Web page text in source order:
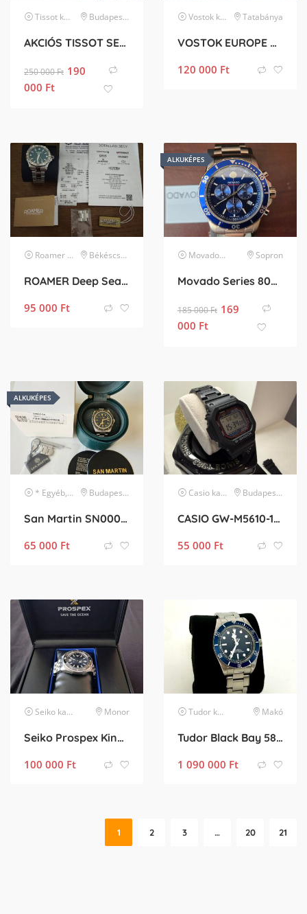
Tissot karóra Budapest II. kerület
AKCIÓS TISSOT SEASTAR PROFESSIONAL 2000 BÚVÁRÓRA
250 000Ft 190
000 Ft
Vostok karóra Tatabánya
VOSTOK EUROPE ALMAZ BRONZE 200m
120 000 Ft
Roamer karóraBékéscsaba
ROAMER Deep Sea 200 860833 41 75 71
95 000 Ft
ALKUKÉPES
Movado karóra Sopron
Movado Series 800 Chronograph
185 000Ft 169
000 Ft
ALKUKÉPES
* Egyéb, listában nem szereplő márka karóra
Budapest IV. kerület
San Martin SN0004-GA automata búváróra
65 000 Ft
Casio karóra Budapest XX. kerület
CASIO GW-M5610-1ER
55 000 Ft
Seiko karóra Monor
Seiko Prospex King Samurai Save The Ocean Dark “Manta Ray” Special Edition SRPF79K1
100 000 Ft
Tudor karóra Makó
Tudor Black Bay 58 Garancia, Full Set
1 090 000 Ft
1 2 3 … 20 21